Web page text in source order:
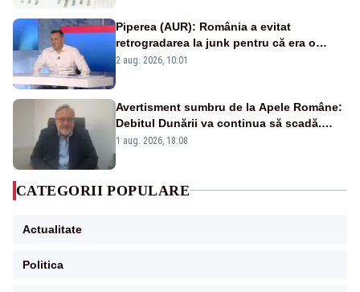
Piperea (AUR): România a evitat
retrogradarea la junk pentru că era o
catastrofă pentru bănci și fondurile de
2 aug. 2026, 10:01
Avertisment sumbru de la Apele Române:
Debitul Dunării va continua să scadă.
Cernavodă s-ar putea închide în 4 zile
1 aug. 2026, 18:08
CATEGORII POPULARE
Actualitate
Politica